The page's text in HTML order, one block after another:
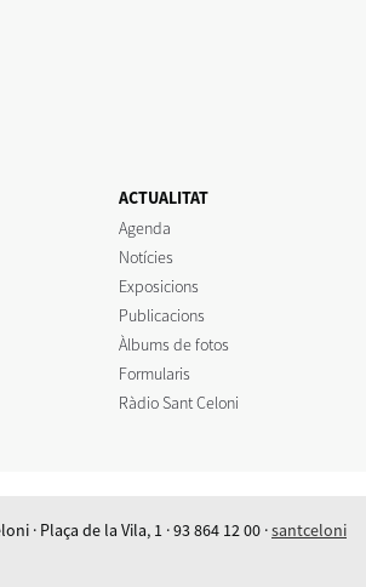
ACTUALITAT
Agenda
Notícies
Exposicions
Publicacions
Àlbums de fotos
Formularis
Ràdio Sant Celoni
· Plaça de la Vila, 1 · 93 864 12 00 ·santceloni